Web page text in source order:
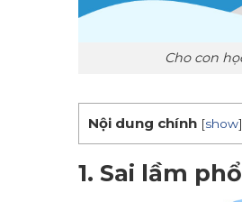
Cho con
Nội dung chính [show]
1. Sai lầm